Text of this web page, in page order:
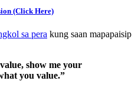
(Click Here)
sa pera kung saan mapapaisip
show me your
you value.”